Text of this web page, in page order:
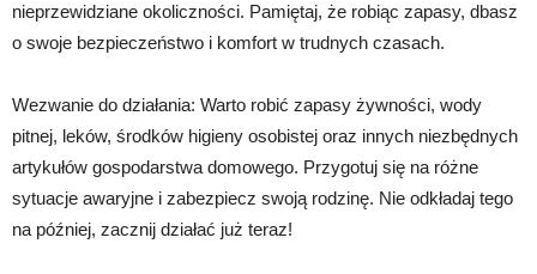
nieprzewidziane okoliczności. Pamiętaj, że robiąc zapasy, dbasz
o swoje bezpieczeństwo i komfort w trudnych czasach.
Wezwanie do działania: Warto robić zapasy żywności, wody
pitnej, leków, środków higieny osobistej oraz innych niezbędnych
artykułów gospodarstwa domowego. Przygotuj się na różne
sytuacje awaryjne i zabezpiecz swoją rodzinę. Nie odkładaj tego
na później, zacznij działać już teraz!